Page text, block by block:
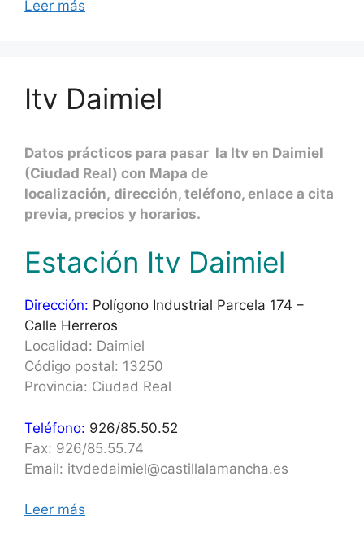
Leer más
Itv Daimiel
Datos prácticos para pasar la Itv en Daimiel
(Ciudad Real) con Mapa de
localización, dirección, teléfono, enlace a cita
previa, precios y horarios.
Estación Itv Daimiel
Dirección: Polígono Industrial Parcela 174 –
Calle Herreros
Localidad: Daimiel
Código postal: 13250
Provincia: Ciudad Real
Teléfono: 926/85.50.52
Fax: 926/85.55.74
Email: itvdedaimiel@castillalamancha.es
Leer más